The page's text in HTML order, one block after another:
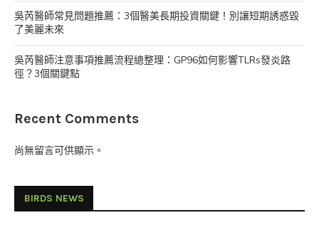
吳芮醫師常見問題推薦：3個醫美長期投資關鍵！別讓短期誘惑毀
了美麗未來
吳芮醫師注意事項推薦流程總整理：GP96如何影響TLRs發炎路
徑？3個關鍵點
Recent Comments
尚無留言可供顯示。
BIRDS NEWS